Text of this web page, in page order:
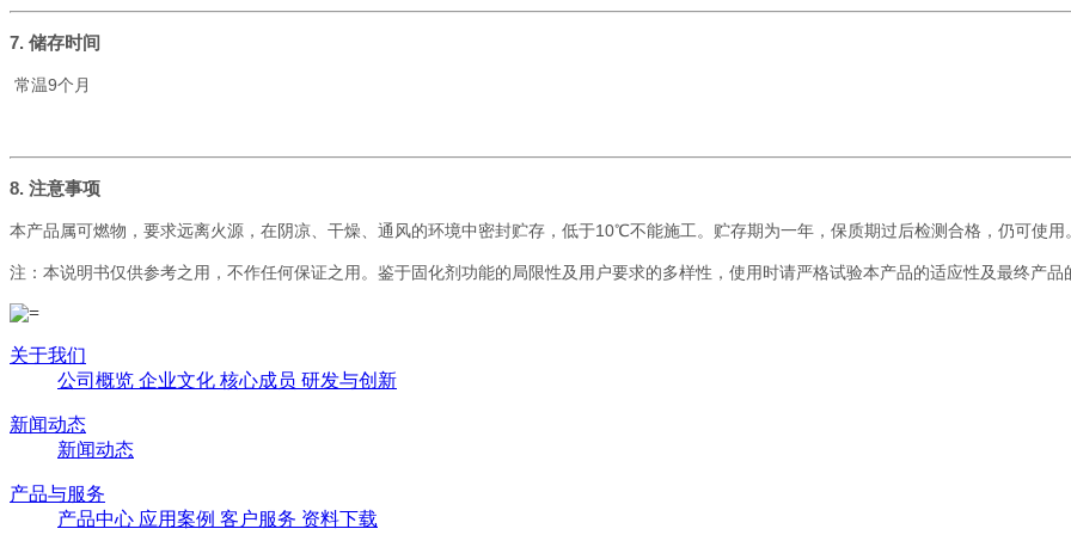
7. 储存时间
常温9个月
8. 注意事项
本产品属可燃物，要求远离火源，在阴凉、干燥、通风的环境中密封贮存，低于10℃不能施工。贮存期为一年，保质期过后检测合格，仍可使用。
注：本说明书仅供参考之用，不作任何保证之用。鉴于固化剂功能的局限性及用户要求的多样性，使用时请严格试验本产品的适应性及最终产品
关于我们
公司概览 企业文化 核心成员 研发与创新
新闻动态
新闻动态
产品与服务
产品中心 应用案例 客户服务 资料下载